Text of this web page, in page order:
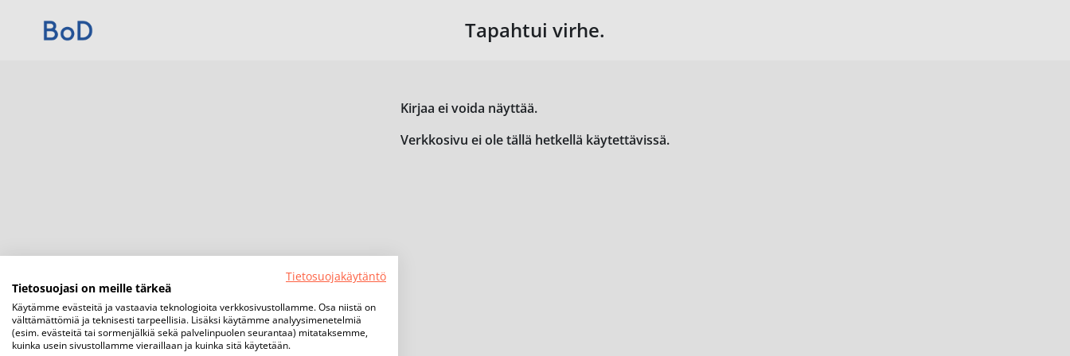
Tapahtui virhe.
Kirjaa ei voida näyttää.
Verkkosivu ei ole tällä hetkellä käytettävissä.
Tietosuojakäytäntö
Tietosuojasi on meille tärkeä
Käytämme evästeitä ja vastaavia teknologioita verkkosivustollamme. Osa niistä on
välttämättömiä ja teknisesti tarpeellisia. Lisäksi käytämme analyysimenetelmiä
(esim. evästeitä tai sormenjälkiä sekä palvelinpuolen seurantaa) mitataksemme,
kuinka usein sivustollamme vieraillaan ja kuinka sitä käytetään.